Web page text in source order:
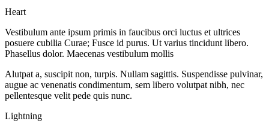
Heart
Vestibulum ante ipsum primis in faucibus orci luctus et ultrices
posuere cubilia Curae; Fusce id purus. Ut varius tincidunt libero.
Phasellus dolor. Maecenas vestibulum mollis
Alutpat a, suscipit non, turpis. Nullam sagittis. Suspendisse pulvinar,
augue ac venenatis condimentum, sem libero volutpat nibh, nec
pellentesque velit pede quis nunc.
Lightning